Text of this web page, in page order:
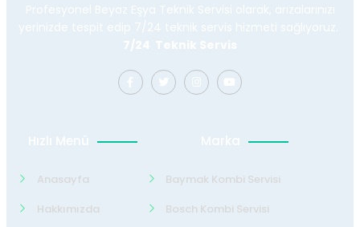
Profesyonel Beyaz Eşya Teknik Servisi olarak, arızalarınızı
yerinizde tespit edip 7/24 teknik servis hizmeti sağlıyoruz.
7/24 Teknik Servis
Hızlı Menü
Anasayfa
Hakkımızda
Marka
Baymak Kombi Servisi
Bosch Kombi Servisi